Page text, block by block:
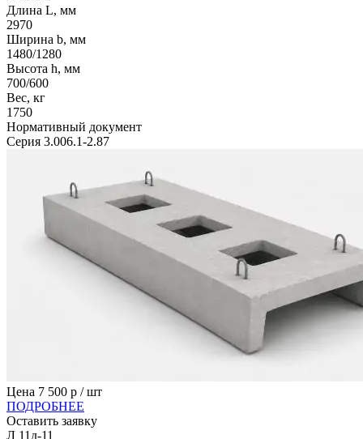
Длина L, мм
2970
Ширина b, мм
1480/1280
Высота h, мм
700/600
Вес, кг
1750
Нормативный документ
Серия 3.006.1-2.87
Цена 7 500 р / шт
ПОДРОБНЕЕ
Оставить заявку
Л 11д-11